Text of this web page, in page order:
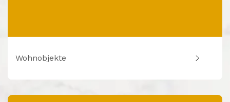
Wohnobjekte